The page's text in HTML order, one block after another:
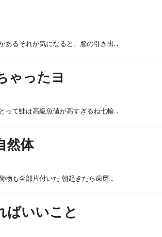
あるそれが気になると、脳の引き出…
ゃったヨ
って鮭は高級魚値が高すぎるね七輪…
然体
物も全部片付いた 朝起きたら歯磨…
ばいいこと